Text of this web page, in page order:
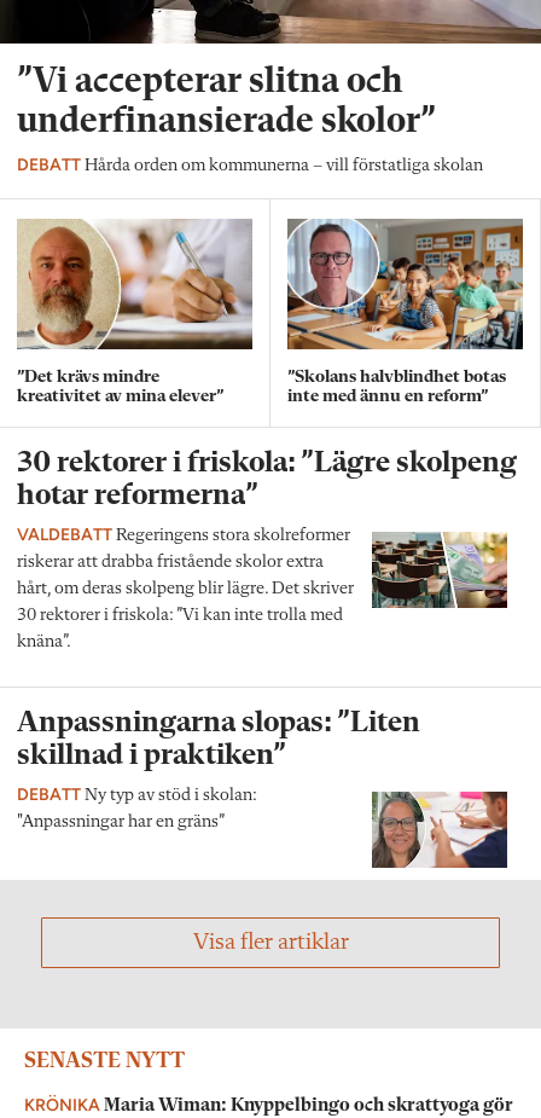
”Vi accepterar slitna och
underfinansierade skolor”
DEBATT Hårda orden om kommunerna – vill förstatliga skolan
”Det krävs mindre
kreativitet av mina elever”
”Skolans halvblindhet botas
inte med ännu en reform”
30 rektorer i friskola: ”Lägre skolpeng
hotar reformerna”
VALDEBATT Regeringens stora skolreformer
riskerar att drabba fristående skolor extra
hårt, om deras skolpeng blir lägre. Det skriver
30 rektorer i friskola: ”Vi kan inte trolla med
knäna”.
Anpassningarna slopas: ”Liten
skillnad i praktiken”
DEBATT Ny typ av stöd i skolan:
"Anpassningar har en gräns”
Visa fler artiklar
SENASTE NYTT
KRÖNIKA Maria Wiman: Knyppelbingo och skrattyoga gör